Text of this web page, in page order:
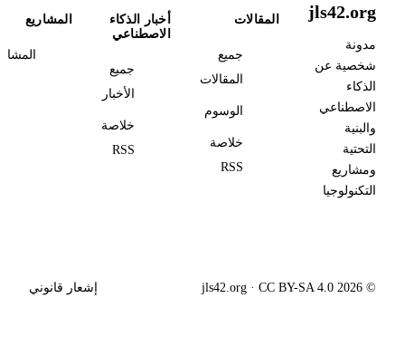
jls42.org
مدونة
شخصية عن
الذكاء
الاصطناعي
والبنية
التحتية
ومشاريع
التكنولوجيا
المقالات
جميع
المقالات
الوسوم
خلاصة
RSS
أخبار الذكاء
الاصطناعي
جميع
الأخبار
خلاصة
RSS
المشاريع
© 2026 jls42.org · CC BY-SA 4.0 إشعار قانوني